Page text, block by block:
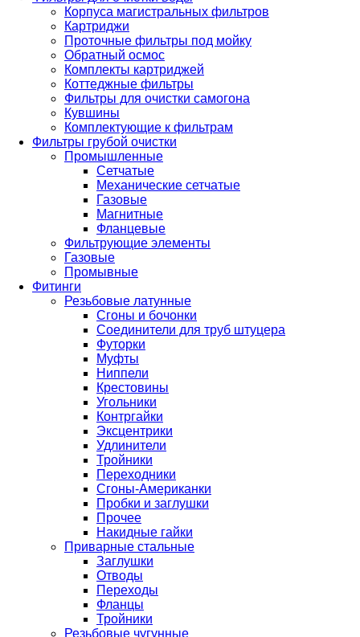
Корпуса магистральных фильтров
Картриджи
Проточные фильтры под мойку
Обратный осмос
Комплекты картриджей
Коттеджные фильтры
Фильтры для очистки самогона
Кувшины
Комплектующие к фильтрам
Фильтры грубой очистки
Промышленные
Сетчатые
Механические сетчатые
Газовые
Магнитные
Фланцевые
Фильтрующие элементы
Газовые
Промывные
Фитинги
Резьбовые латунные
Сгоны и бочонки
Соединители для труб штуцера
Футорки
Муфты
Ниппели
Крестовины
Угольники
Контргайки
Эксцентрики
Удлинители
Тройники
Переходники
Сгоны-Американки
Пробки и заглушки
Прочее
Накидные гайки
Приварные стальные
Заглушки
Отводы
Переходы
Фланцы
Тройники
Резьбовые чугунные